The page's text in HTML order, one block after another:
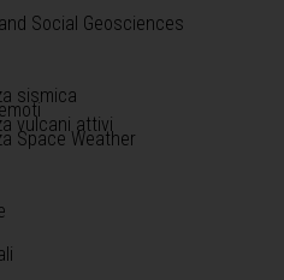
Social Geosciences
sismica
vulcani attivi
Space Weather